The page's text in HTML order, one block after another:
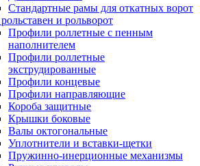
Стандартные рамы для откатных ворот
и рольворот
Профили роллетные с пенным
наполнителем
Профили роллетные
экструдированные
Профили концевые
Профили направляющие
Короба защитные
Крышки боковые
Валы октогональные
Уплотнители и вставки-щетки
Пружинно-инерционные механизмы